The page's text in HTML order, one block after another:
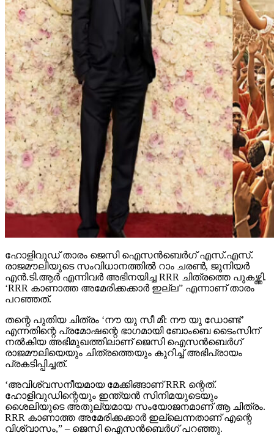
ഹോളിവുഡ് താരം ജെസി ഐസന്‍ബെര്‍ഗ് എസ്.എസ്.
രാജമൗലിയുടെ സംവിധാനത്തില്‍ റാം ചരണ്‍, ജൂനിയര്‍
എന്‍.ടി.ആര്‍ എന്നിവര്‍ അഭിനയിച്ച RRR ചിത്രത്തെ പുകഴ്ത്തി.
‘RRR കാണാത്ത അമേരിക്കക്കാര്‍ ഇല്ല” എന്നാണ് താരം
പറഞ്ഞത്.
തന്റെ പുതിയ ചിത്രം ‘നൗ യു സീ മീ: നൗ യു ഡോണ്ട്’
എന്നതിന്റെ പ്രമോഷന്റെ ഭാഗമായി ബോംബെ ടൈംസിന്
നല്‍കിയ അഭിമുഖത്തിലാണ് ജെസി ഐസന്‍ബെര്‍ഗ്
രാജമൗലിയെയും ചിത്രത്തെയും കുറിച്ച് അഭിപ്രായം
പ്രകടിപ്പിച്ചത്.
‘അവിശ്വസനീയമായ മേക്കിങ്ങാണ് RRR ന്റെത്.
ഹോളിവുഡിന്റെയും ഇന്ത്യന്‍ സിനിമയുടെയും
ശൈലിയുടെ അതുല്യമായ സംയോജനമാണ് ആ ചിത്രം.
RRR കാണാത്ത അമേരിക്കക്കാര്‍ ഇല്ലെന്നതാണ് എന്റെ
വിശ്വാസം,” – ജെസി ഐസന്‍ബെര്‍ഗ് പറഞ്ഞു.
താന്‍ ഇതുവരെ ഇന്ത്യ സന്ദര്‍ശിച്ചിട്ടില്ല എങ്കിലും
നേപ്പാളില്‍ എത്തിയിട്ടുണ്ടെന്നും, നേപ്പാളിന് ഇന്ത്യയോട്
സാമ്യമുണ്ടെന്ന് തോന്നിയെന്നും താരം കൂട്ടിച്ചേര്‍ത്തു.
രാജമൗലിയുടെ മുമ്പത്തെ ഹിറ്റ് ചിത്രങ്ങളായ ബാഹുബലി